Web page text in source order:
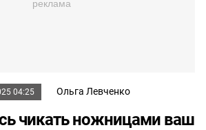
04:25 Ольга Левченко
чикать ножницами ваш